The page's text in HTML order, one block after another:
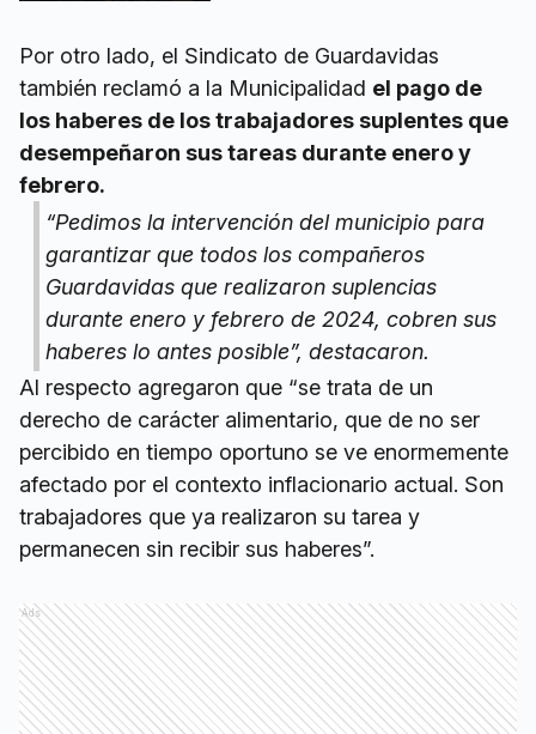
Por otro lado, el Sindicato de Guardavidas
también reclamó a la Municipalidad el pago de
los haberes de los trabajadores suplentes que
desempeñaron sus tareas durante enero y
febrero.
“Pedimos la intervención del municipio para
garantizar que todos los compañeros
Guardavidas que realizaron suplencias
durante enero y febrero de 2024, cobren sus
haberes lo antes posible”, destacaron.
Al respecto agregaron que “se trata de un
derecho de carácter alimentario, que de no ser
percibido en tiempo oportuno se ve enormemente
afectado por el contexto inflacionario actual. Son
trabajadores que ya realizaron su tarea y
permanecen sin recibir sus haberes”.
Ads